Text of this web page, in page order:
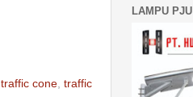
traffic cone, traffic
LAMPU PJU